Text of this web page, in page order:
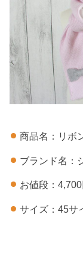
商品名：リボ
ブランド名：
お値段：4,700
サイズ：45サ